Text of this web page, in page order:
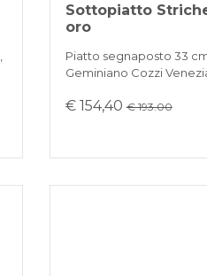
Sottopiatto
oro
Piatto segnaposto 33
Geminiano Cozzi
€ 154,40€ 193.00